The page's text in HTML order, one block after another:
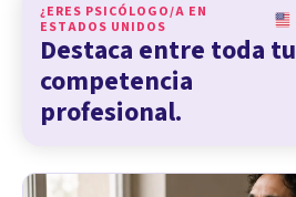
¿ERES PSICÓLOGO/A EN
ESTADOS UNIDOS
Destaca entre toda tu
competencia
profesional.